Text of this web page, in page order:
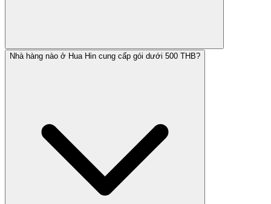
Nhà hàng nào ở Hua Hin cung cấp gói dưới 500 THB?